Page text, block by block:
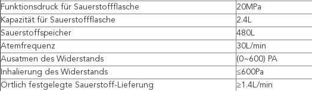
Funktionsdruck für Sauerstoffflasche
20MPa
Kapazität für Sauerstoffflasche
2.4L
Sauerstoffspeicher
480L
Atemfrequenz
30L/min
Ausatmen des Widerstands
(0~600) PA
Inhalierung des Widerstands
≤600Pa
Örtlich festgelegte Sauerstoff-Lieferung
≥1.4L/min